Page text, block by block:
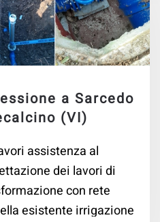
a Sarcedo
(VI)
assistenza al
dei lavori di
con rete
esistente irrigazione